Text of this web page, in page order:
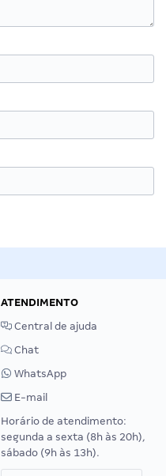
ATENDIMENTO
Central de ajuda
Chat
WhatsApp
E-mail
Horário de atendimento:
segunda a sexta (8h às 20h),
sábado (9h às 13h).